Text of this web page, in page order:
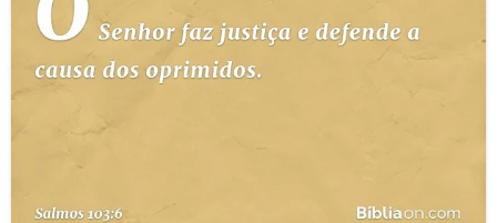
ESTUDOS BÍBLICOS
ESBOÇOS DE PREGAÇÃO
PERGUNTE À BÍBLIA